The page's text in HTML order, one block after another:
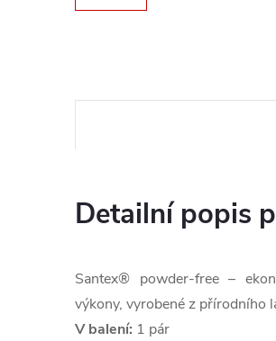
Detailní popis
Santex® powder-free –
výkony, vyrobené z přírodního
V balení: 1 pár